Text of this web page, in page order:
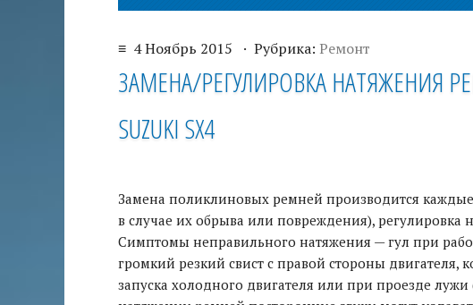
≡ 4 Ноябрь 2015 · Рубрика: Ремонт
ЗАМЕНА/РЕГУЛИРОВКА НАТЯЖЕНИЯ
SUZUKI SX4
Замена поликлиновых ремней производится
в случае их обрыва или повреждения),
Симптомы неправильного натяжения — гул при
громкий резкий свист с правой стороны
запуска холодного двигателя или при проезде